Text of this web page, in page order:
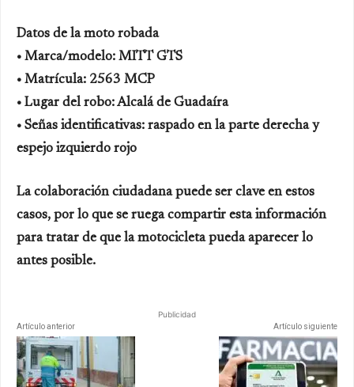
Datos de la moto robada
• Marca/modelo: MITT GTS
• Matrícula: 2563 MCP
• Lugar del robo: Alcalá de Guadaíra
• Señas identificativas: raspado en la parte derecha y
espejo izquierdo rojo
La colaboración ciudadana puede ser clave en estos
casos, por lo que se ruega compartir esta información
para tratar de que la motocicleta pueda aparecer lo
antes posible.
Publicidad
Artículo anterior Artículo siguiente